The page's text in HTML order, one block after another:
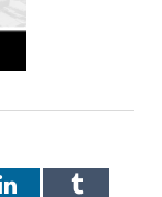
LinkedInTumblr